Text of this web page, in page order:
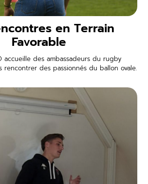
en Terrain
Favorable
accueille des ambassadeurs du rugby
rencontrer des passionnés du ballon ovale.